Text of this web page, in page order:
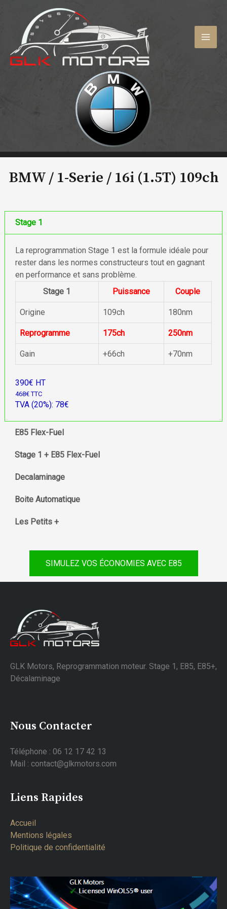
contenu
BMW / 1-Serie / 16i (1.5T) 109ch
Stage 1
La reprogrammation Stage 1 est la formule idéale pour
rester dans les normes constructeurs tout en gagnant
en performance et sans problème.
Stage 1
Puissance Couple
Origine 109ch 180nm
Reprogramme 175ch 250nm
Gain +66ch +70nm
390€ HT
468€ TTC
TVA (20%): 78€
E85 Flex-Fuel
Stage 1 + E85 Flex-Fuel
Decalaminage
Boite Automatique
Les Petits +
SIMULEZ VOS ÉCONOMIES AVEC E85
GLK Motors, Reprogrammation moteur. Stage 1, E85, E85+,
Décalaminage
Nous Contacter
Téléphone : 06 12 17 42 13
Mail : contact@glkmotors.com
Liens Rapides
Accueil
Mentions légales
Politique de confidentialité